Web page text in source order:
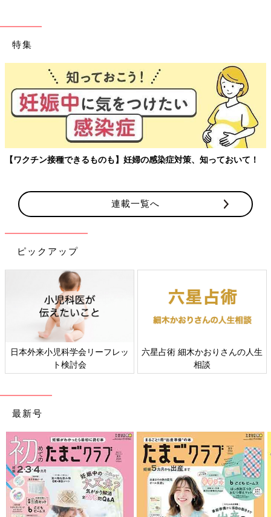
特集
【ワクチン接種できるものも】妊婦の感染症対策、知っておいて！
連載一覧へ
ピックアップ
日本外来小児科学会リーフレッ
ト検討会
六星占術 細木かおりさんの人生
相談
最新号